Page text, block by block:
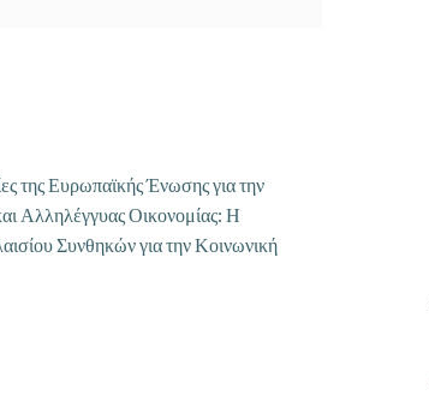
της Ευρωπαϊκής Ένωσης για την
Αλληλέγγυας Οικονομίας: Η
Συνθηκών για την Κοινωνική